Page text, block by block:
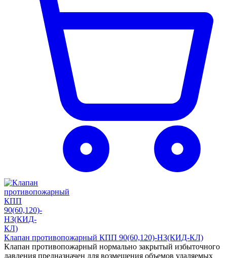
Клапан противопожарный КПП 90(60,120)-НЗ(КИД-КЛ)
Клапан противопожарный нормально закрытый избыточного
давления предназначен для возмещения объемов удаляемых